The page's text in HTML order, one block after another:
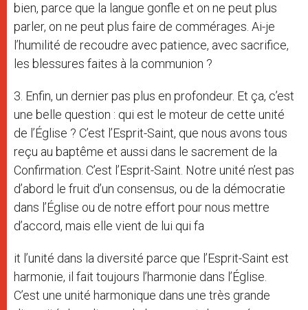
bien, parce que la langue gonfle et on ne peut plus
parler, on ne peut plus faire de commérages. Ai-je
l’humilité de recoudre avec patience, avec sacrifice,
les blessures faites à la communion ?
3. Enfin, un dernier pas plus en profondeur. Et ça, c’est
une belle question : qui est le moteur de cette unité
de l’Église ? C’est l’Esprit-Saint, que nous avons tous
reçu au baptême et aussi dans le sacrement de la
Confirmation. C’est l’Esprit-Saint. Notre unité n’est pas
d’abord le fruit d’un consensus, ou de la démocratie
dans l’Église ou de notre effort pour nous mettre
d’accord, mais elle vient de lui qui fa
it l’unité dans la diversité parce que l’Esprit-Saint est
harmonie, il fait toujours l’harmonie dans l’Église.
C’est une unité harmonique dans une très grande